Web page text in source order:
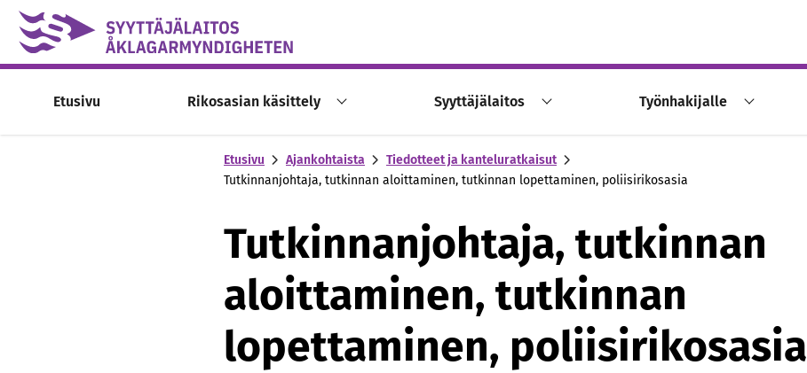
Skip to content -saavutettavuusohje
Etusivu Rikosasian käsittely Syyttäjälaitos Työnhakijalle
Etusivu Ajankohtaista
Tiedotteet ja kanteluratkaisut
Tutkinnanjohtaja, tutkinnan aloittaminen, tutkinnan lopettaminen, poliisirikosasia
Tutkinnanjohtaja, tutkinnan
aloittaminen, tutkinnan
lopettaminen, poliisirikosasia